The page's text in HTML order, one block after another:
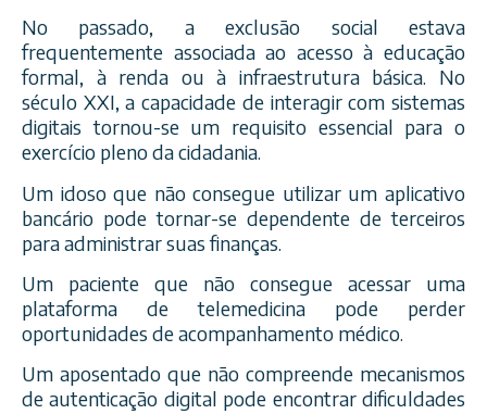
No passado, a exclusão social estava
frequentemente associada ao acesso à educação
formal, à renda ou à infraestrutura básica. No
século XXI, a capacidade de interagir com sistemas
digitais tornou-se um requisito essencial para o
exercício pleno da cidadania.
Um idoso que não consegue utilizar um aplicativo
bancário pode tornar-se dependente de terceiros
para administrar suas finanças.
Um paciente que não consegue acessar uma
plataforma de telemedicina pode perder
oportunidades de acompanhamento médico.
Um aposentado que não compreende mecanismos
de autenticação digital pode encontrar dificuldades